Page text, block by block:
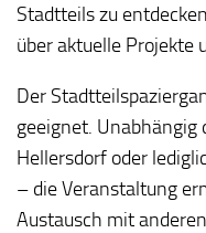
Stadtteils zu
über aktuelle Projekte
Der
geeignet. Unabhängig
Hellersdorf oder
– die Veranstaltung
Austausch mit